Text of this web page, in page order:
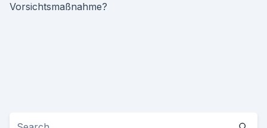
Vorsichtsmaßnahme?